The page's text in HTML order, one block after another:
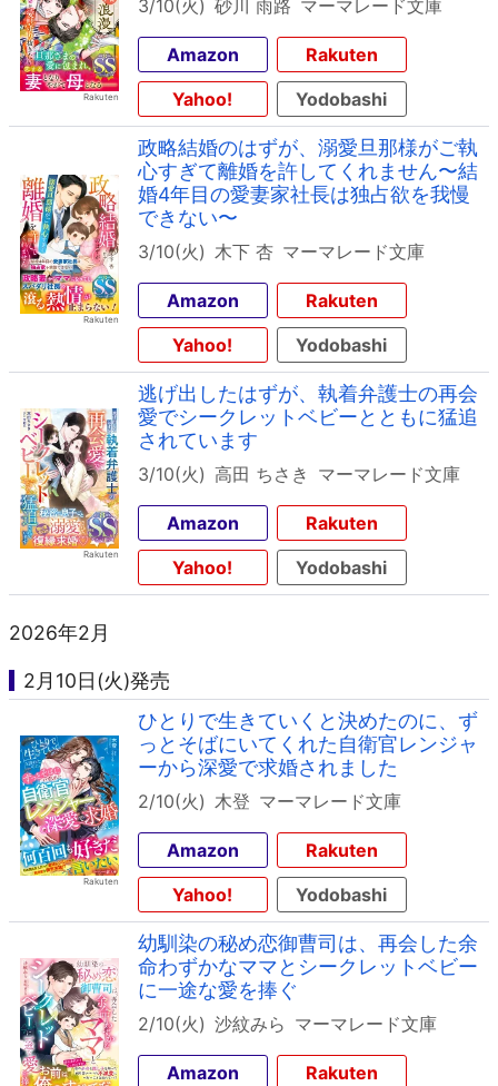
3/10(火) 砂川 雨路 マーマレード文庫
Amazon
Rakuten
Yahoo!
Yodobashi
政略結婚のはずが、溺愛旦那様がご執
心すぎて離婚を許してくれません〜結
婚4年目の愛妻家社長は独占欲を我慢
できない〜
3/10(火) 木下 杏 マーマレード文庫
Amazon
Rakuten
Yahoo!
Yodobashi
逃げ出したはずが、執着弁護士の再会
愛でシークレットベビーとともに猛追
されています
3/10(火) 高田 ちさき マーマレード文庫
Amazon
Rakuten
Yahoo!
Yodobashi
2026年2月
2月10日(火)発売
ひとりで生きていくと決めたのに、ず
っとそばにいてくれた自衛官レンジャ
ーから深愛で求婚されました
2/10(火) 木登 マーマレード文庫
Amazon
Rakuten
Yahoo!
Yodobashi
幼馴染の秘め恋御曹司は、再会した余
命わずかなママとシークレットベビー
に一途な愛を捧ぐ
2/10(火) 沙紋みら マーマレード文庫
Amazon
Rakuten